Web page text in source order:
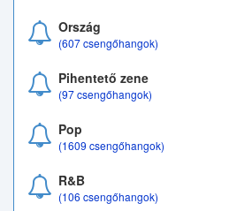
Ország
(607 csengőhangok)
Pihentető zene
(97 csengőhangok)
Pop
(1609 csengőhangok)
R&B
(106 csengőhangok)